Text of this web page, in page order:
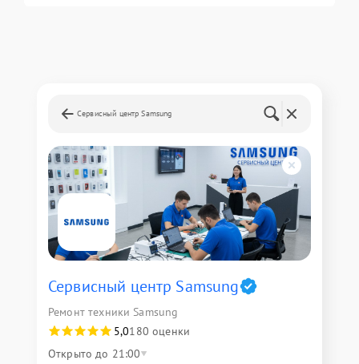
Сервисный центр Samsung
Сервисный центр Samsung
Ремонт техники Samsung
5,0180 оценки
Открыто до 21:00